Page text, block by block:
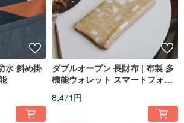
水 斜め掛
ダブルオープン 長財布 | 布製 多
機能ウォレット スマートフォン
8,471円